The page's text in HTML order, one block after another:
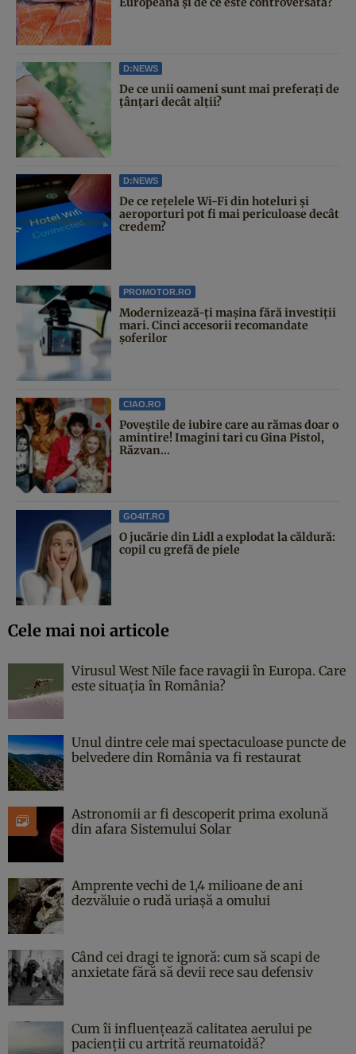
D:NEWS
De ce unii oameni sunt mai preferați de
țânțari decât alții?
D:NEWS
De ce rețelele Wi-Fi din hoteluri și
aeroporturi pot fi mai periculoase decât
credem?
PROMOTOR.RO
Modernizează-ți mașina fără investiții
mari. Cinci accesorii recomandate
șoferilor
CIAO.RO
Poveştile de iubire care au rămas doar o
amintire! Imagini tari cu Gina Pistol,
Răzvan...
GO4IT.RO
O jucărie din Lidl a explodat la căldură:
copil cu grefă de piele
Cele mai noi articole
Virusul West Nile face ravagii în Europa. Care
este situația în România?
Unul dintre cele mai spectaculoase puncte de
belvedere din România va fi restaurat
Astronomii ar fi descoperit prima exolună
din afara Sistemului Solar
Amprente vechi de 1,4 milioane de ani
dezvăluie o rudă uriașă a omului
Când cei dragi te ignoră: cum să scapi de
anxietate fără să devii rece sau defensiv
Cum îi influențează calitatea aerului pe
pacienții cu artrită reumatoidă?